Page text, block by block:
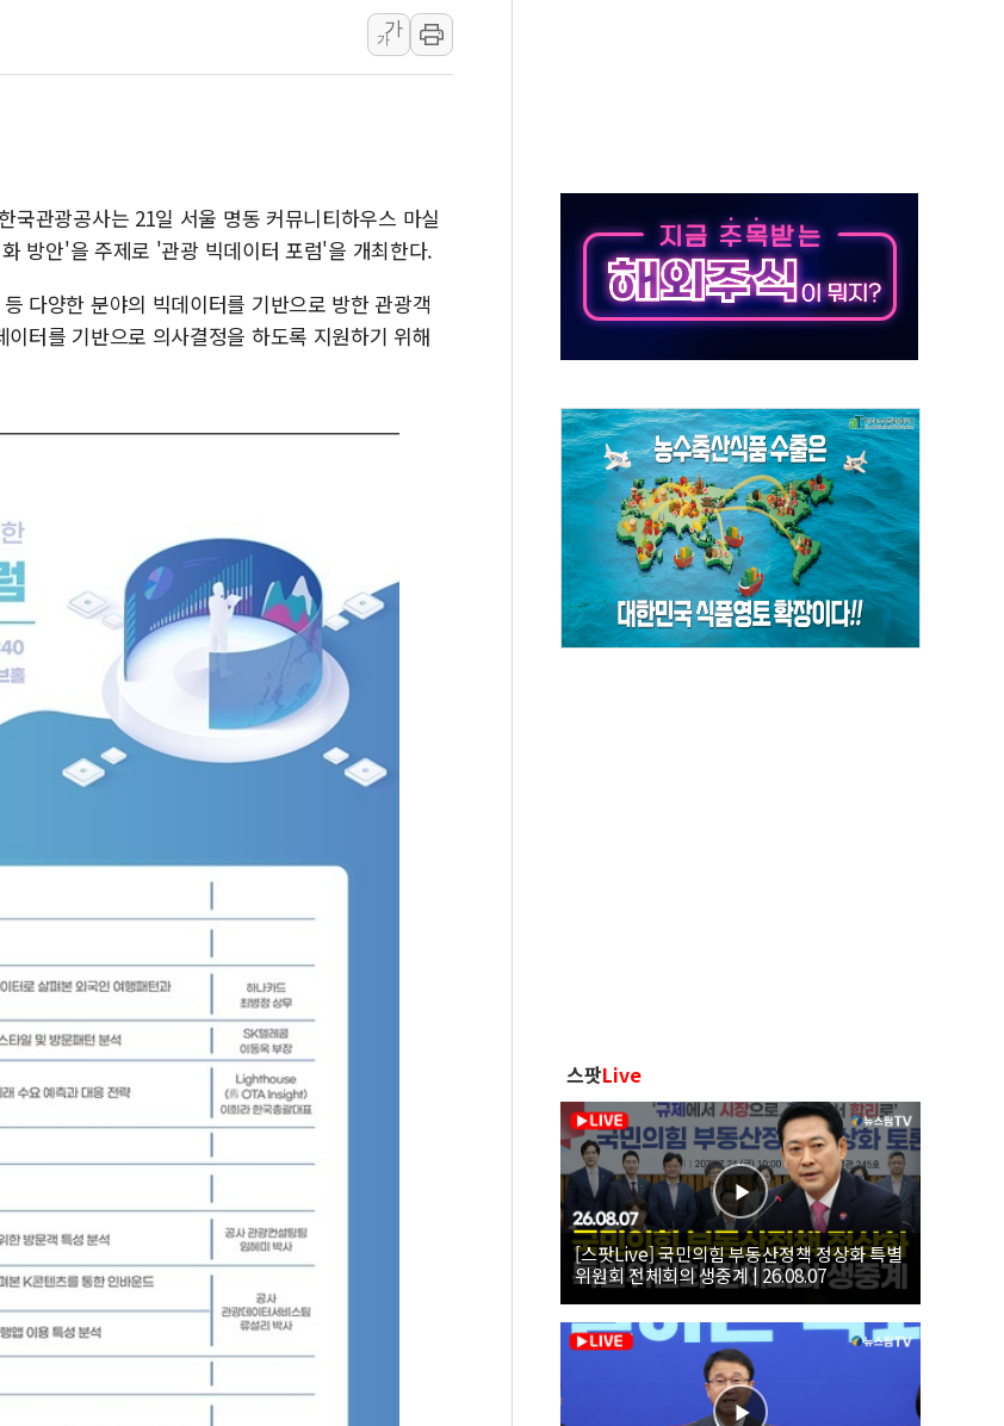
와이즈버즈, 상반기 매출 245억원…순이익 흑자 전환
배준영 의원 "거주 사용 형태에 따른 중과세는 과세 원칙 어긋나"
롯데쇼핑, 백화점이 이끈 반등...2분기 영업이익 121% 급증
합수본, '투표율 조작 의혹' 서울·경기·충북 선관위 등 추가 압수수색
교원그룹 펫 프렌들리 호텔 '키녹', 30일 2주년 기념 행사
벤처업계 "정부 세제개편안 환영...RSU 세제지원 긍정 검토되길"
가
가
관광공사는 21일 서울 명동 커뮤니티하우스 마실
방안'을 주제로 '관광 빅데이터 포럼'을 개최한다.
다양한 분야의 빅데이터를 기반으로 방한 관광객
터를 기반으로 의사결정을 하도록 지원하기 위해
스팟Live
[스팟Live] 국민의힘 부동산정책 정상화 특별
위원회 전체회의 생중계 | 26.08.07